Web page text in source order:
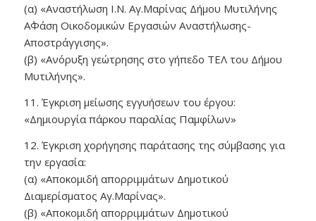
(α) «Αναστήλωση Ι.Ν. Αγ.Μαρίνας Δήμου Μυτιλήνης
Α΄Φάση Οικοδομικών Εργασιών Αναστήλωσης-
Αποστράγγισης».
(β) «Ανόρυξη γεώτρησης στο γήπεδο ΤΕΛ του Δήμου
Μυτιλήνης».
11. Έγκριση μείωσης εγγυήσεων του έργου:
«Δημιουργία πάρκου παραλίας Παμφίλων»
12. Έγκριση χορήγησης παράτασης της σύμβασης για
την εργασία:
(α) «Αποκομιδή απορριμμάτων Δημοτικού
Διαμερίσματος Αγ.Μαρίνας».
(β) «Αποκομιδή απορριμμάτων Δημοτικού